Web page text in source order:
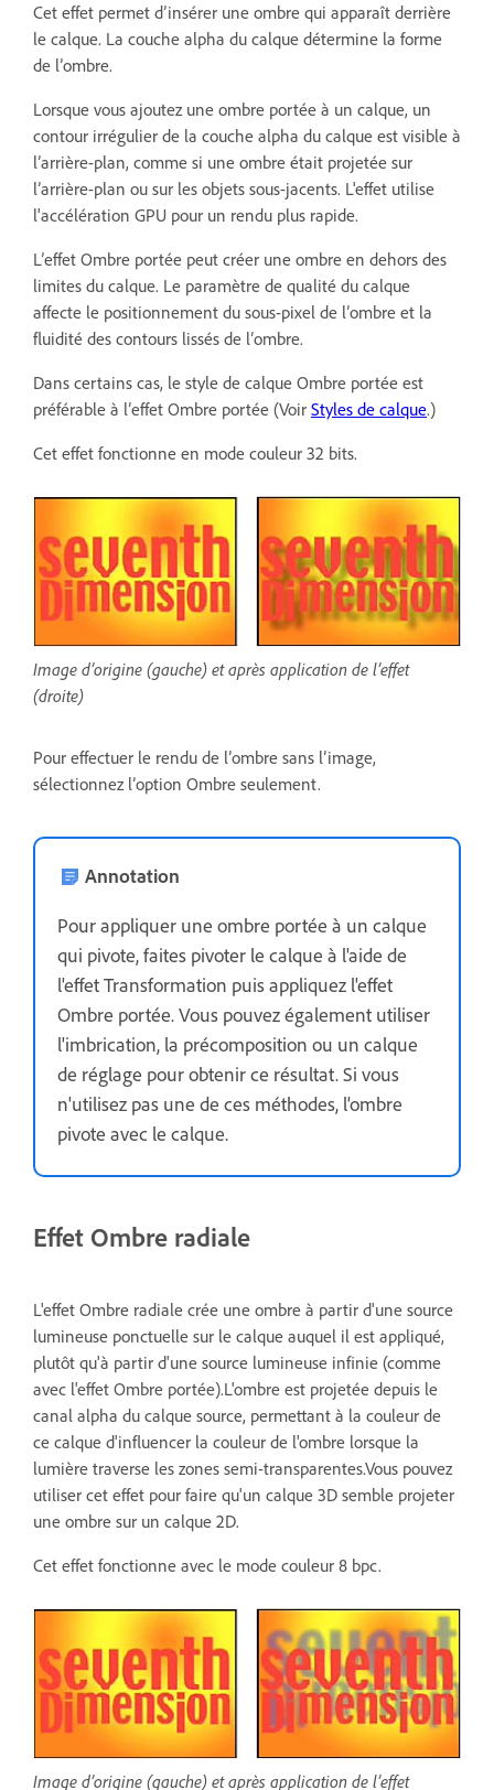
Cet effet permet d’insérer une ombre qui apparaît derrière
le calque. La couche alpha du calque détermine la forme
de l’ombre.
Lorsque vous ajoutez une ombre portée à un calque, un
contour irrégulier de la couche alpha du calque est visible à
l’arrière-plan, comme si une ombre était projetée sur
l’arrière-plan ou sur les objets sous-jacents. L'effet utilise
l'accélération GPU pour un rendu plus rapide.
L’effet Ombre portée peut créer une ombre en dehors des
limites du calque. Le paramètre de qualité du calque
affecte le positionnement du sous-pixel de l’ombre et la
fluidité des contours lissés de l’ombre.
Dans certains cas, le style de calque Ombre portée est
préférable à l’effet Ombre portée (Voir Styles de calque.)
Cet effet fonctionne en mode couleur 32 bits.
Image d’origine (gauche) et après application de l’effet
(droite)
Pour effectuer le rendu de l’ombre sans l’image,
sélectionnez l’option Ombre seulement.
Annotation
Pour appliquer une ombre portée à un calque
qui pivote, faites pivoter le calque à l'aide de
l'effet Transformation puis appliquez l'effet
Ombre portée. Vous pouvez également utiliser
l'imbrication, la précomposition ou un calque
de réglage pour obtenir ce résultat. Si vous
n'utilisez pas une de ces méthodes, l'ombre
pivote avec le calque.
Effet Ombre radiale
L'effet Ombre radiale crée une ombre à partir d'une source
lumineuse ponctuelle sur le calque auquel il est appliqué,
plutôt qu'à partir d'une source lumineuse infinie (comme
avec l'effet Ombre portée).L'ombre est projetée depuis le
canal alpha du calque source, permettant à la couleur de
ce calque d'influencer la couleur de l'ombre lorsque la
lumière traverse les zones semi-transparentes.Vous pouvez
utiliser cet effet pour faire qu'un calque 3D semble projeter
une ombre sur un calque 2D.
Cet effet fonctionne avec le mode couleur 8 bpc.
Image d’origine (gauche) et après application de l’effet